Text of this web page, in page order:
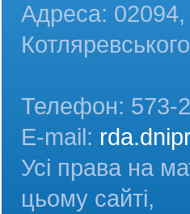
Адреса: 02094,
Телефон: 573-
E-mail:
Усі права на
цьому сайті,